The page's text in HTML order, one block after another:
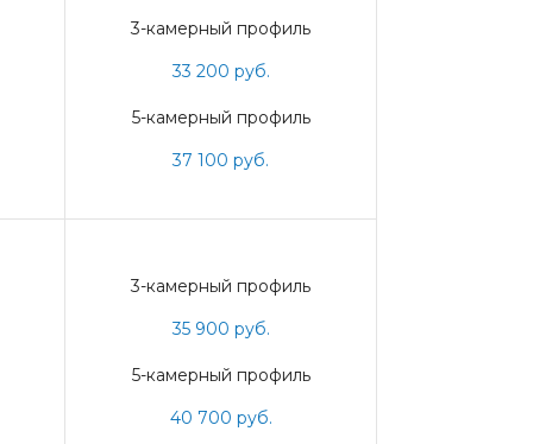
3-камерный профиль
33 200 руб.
5-камерный профиль
37 100 руб.
3-камерный профиль
35 900 руб.
5-камерный профиль
40 700 руб.